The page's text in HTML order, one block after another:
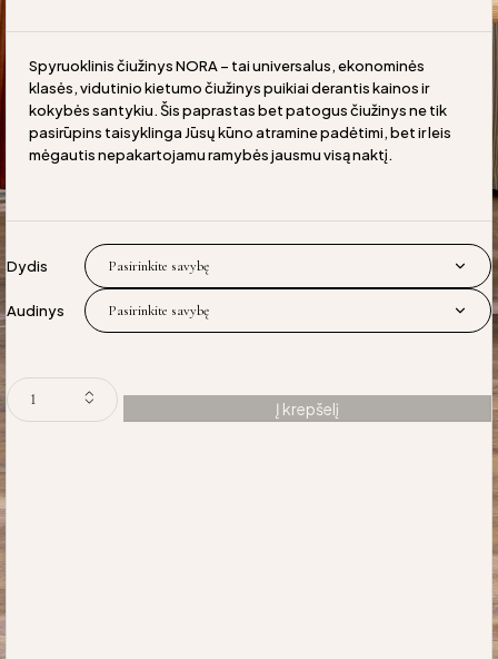
Spyruoklinis čiužinys NORA – tai universalus, ekonominės
klasės, vidutinio kietumo čiužinys puikiai derantis kainos ir
kokybės santykiu. Šis paprastas bet patogus čiužinys ne tik
pasirūpins taisyklinga Jūsų kūno atramine padėtimi, bet ir leis
mėgautis nepakartojamu ramybės jausmu visą naktį.
Dydis
Audinys
Į krepšelį